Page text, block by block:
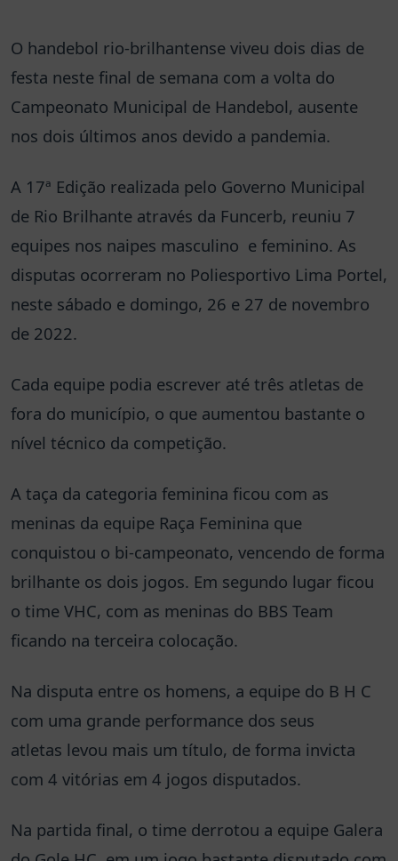
O handebol rio-brilhantense viveu dois dias de
festa neste final de semana com a volta do
Campeonato Municipal de Handebol, ausente
nos dois últimos anos devido a pandemia.
A 17ª Edição realizada pelo Governo Municipal
de Rio Brilhante através da Funcerb, reuniu 7
equipes nos naipes masculino e feminino. As
disputas ocorreram no Poliesportivo Lima Portel,
neste sábado e domingo, 26 e 27 de novembro
de 2022.
Cada equipe podia escrever até três atletas de
fora do município, o que aumentou bastante o
nível técnico da competição.
A taça da categoria feminina ficou com as
meninas da equipe Raça Feminina que
conquistou o bi-campeonato, vencendo de forma
brilhante os dois jogos. Em segundo lugar ficou
o time VHC, com as meninas do BBS Team
ficando na terceira colocação.
Na disputa entre os homens, a equipe do B H C
com uma grande performance dos seus
atletas levou mais um título, de forma invicta
com 4 vitórias em 4 jogos disputados.
Na partida final, o time derrotou a equipe Galera